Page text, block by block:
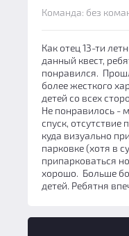
Команда: без
Как отец 13-ти
данный квест,
понравился.
более жесткого
детей со всех
Не понравилось -
спуск,
куда визуально
парковке (хотя в
припарковаться
хорошо. Больше
детей. Ребятня